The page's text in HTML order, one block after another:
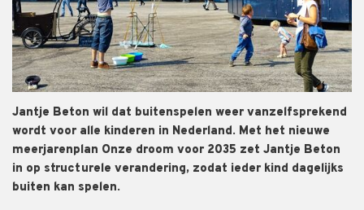
Jantje Beton wil dat buitenspelen weer vanzelfsprekend
wordt voor alle kinderen in Nederland. Met het nieuwe
meerjarenplan Onze droom voor 2035 zet Jantje Beton
in op structurele verandering, zodat ieder kind dagelijks
buiten kan spelen.